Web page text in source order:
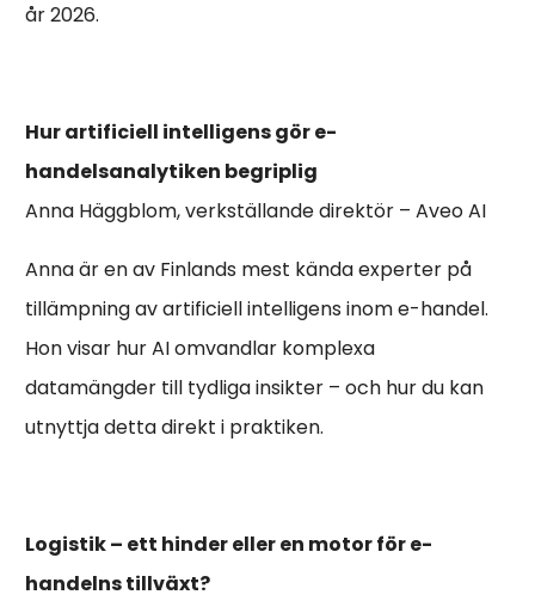
år 2026.
Hur artificiell intelligens gör e-
handelsanalytiken begriplig
Anna Häggblom, verkställande direktör – Aveo AI
Anna är en av Finlands mest kända experter på
tillämpning av artificiell intelligens inom e-handel.
Hon visar hur AI omvandlar komplexa
datamängder till tydliga insikter – och hur du kan
utnyttja detta direkt i praktiken.
Logistik – ett hinder eller en motor för e-
handelns tillväxt?